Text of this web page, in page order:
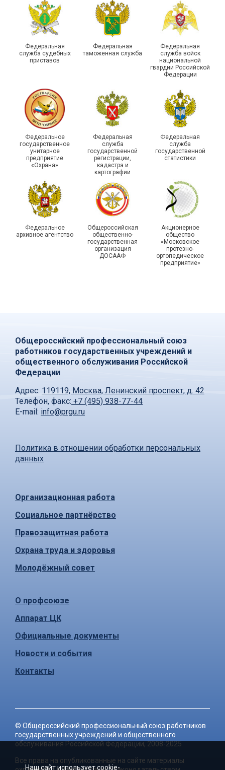
Единство традиций и сила
организаций ГУФСИН
России по Пермскому
краю приняли участие в
туристическом слете
215-й юбилей
государственной
статистики отметили в
Республике Саха (Якутия)
Храбрым детям – добрые
подарки
Федеральная
служба судебных
приставов
Федеральная
таможенная служба
Федеральная
служба войск
национальной
гвардии Российской
Федерации
Федеральное
государственное
унитарное
предприятие
«Охрана»
Федеральная
служба
государственной
регистрации,
кадастра и
картографии
Федеральная
служба
государственной
статистики
Федеральное
архивное агентство
Общероссийская
общественно-
государственная
организация
ДОСААФ
Акционерное
общество
«Московское
протезно-
ортопедическое
предприятие»
Общероссийский профессиональный союз
работников государственных учреждений и
общественного обслуживания Российской
Федерации
Адрес: 119119, Москва, Ленинский проспект, д. 42
Телефон, факс: +7 (495) 938-77-44
E-mail: info@prgu.ru
Политика в отношении обработки персональных
данных
Организационная работа
Социальное партнёрство
Правозащитная работа
Охрана труда и здоровья
Молодёжный совет
О профсоюзе
Аппарат ЦК
Официальные документы
Новости и события
Контакты
© Общероссийский профессиональный союз работников
государственных учреждений и общественного
обслуживания Российской Федерации, 2008-2025
Все права на опубликованные на сайте материалы
Наш сайт использует cookie-